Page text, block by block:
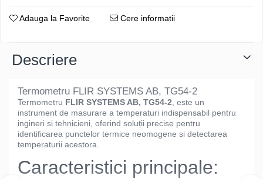
Adauga la Favorite Cere informatii
Descriere
Termometru FLIR SYSTEMS AB, TG54-2
Termometru FLIR SYSTEMS AB, TG54-2 , este un
instrument de masurare a temperaturi indispensabil pentru
ingineri si tehnicieni, oferind soluții precise pentru
identificarea punctelor termice neomogene si detectarea
temperaturii acestora.
Caracteristici principale: